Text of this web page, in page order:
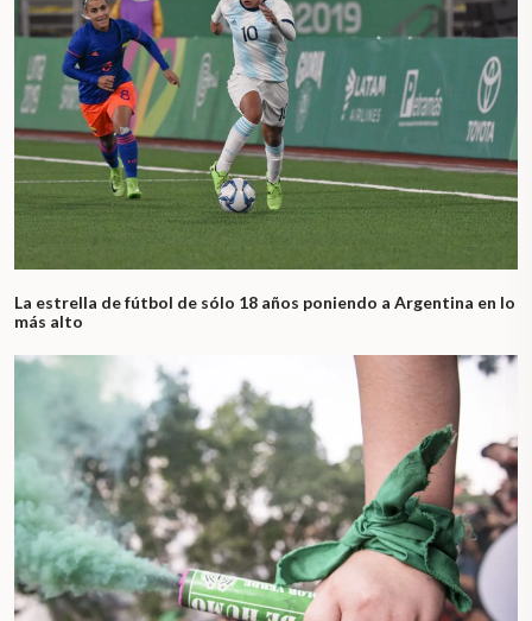
La estrella de fútbol de sólo 18 años poniendo a Argentina en lo
más alto